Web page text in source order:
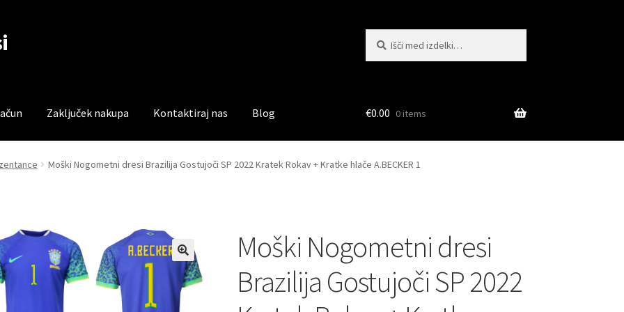
Zaključek nakupa Kontaktiraj nas Blog
Trgovina Zaključek nakupa
€0.00 0 items
Moški Nogometni dresi Brazilija Gostujoči SP 2022 Kratek Rokav + Kratke hlače A.BECKER 1
Moški Nogometni dresi
Brazilija Gostujoči SP 2022